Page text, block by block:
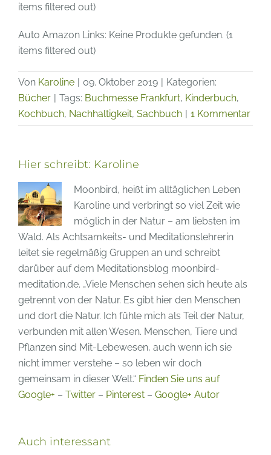
items filtered out)
Auto Amazon Links: Keine Produkte gefunden. (1
items filtered out)
Von Karoline | 09. Oktober 2019 | Kategorien:
Bücher | Tags: Buchmesse Frankfurt, Kinderbuch,
Kochbuch, Nachhaltigkeit, Sachbuch | 1 Kommentar
Hier schreibt: Karoline
Moonbird, heißt im alltäglichen Leben
Karoline und verbringt so viel Zeit wie
möglich in der Natur – am liebsten im
Wald. Als Achtsamkeits- und Meditationslehrerin
leitet sie regelmäßig Gruppen an und schreibt
darüber auf dem Meditationsblog moonbird-
meditation.de. „Viele Menschen sehen sich heute als
getrennt von der Natur. Es gibt hier den Menschen
und dort die Natur. Ich fühle mich als Teil der Natur,
verbunden mit allen Wesen. Menschen, Tiere und
Pflanzen sind Mit-Lebewesen, auch wenn ich sie
nicht immer verstehe – so leben wir doch
gemeinsam in dieser Welt.“ Finden Sie uns auf
Google+ – Twitter – Pinterest – Google+ Autor
Auch interessant